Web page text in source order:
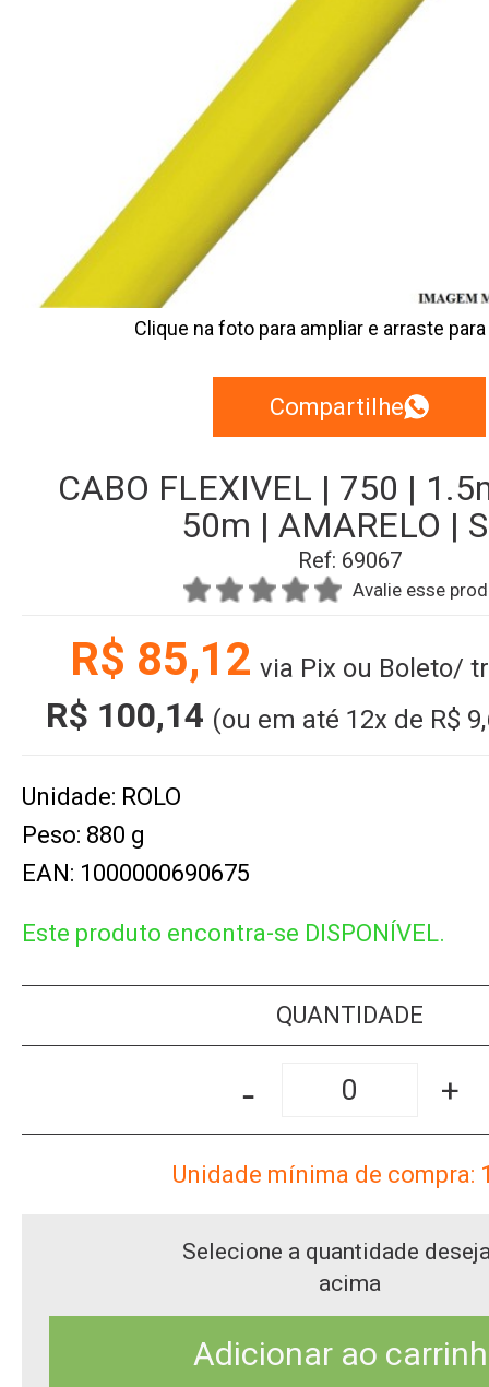
Clique na foto para ampliar e arraste
Compartilhe
CABO FLEXIVEL | 750 |
50m | AMARELO |
Ref: 69067
Avalie esse
R$ 85,12 via Pix ou Boleto/
R$ 100,14 (ou em até 12x de R$
Unidade: ROLO
Peso: 880 g
EAN: 1000000690675
Este produto encontra-se DISPONÍVEL.
QUANTIDADE
- +
Unidade mínima de compra:
Selecione a quantidade
acima
Adicionar ao